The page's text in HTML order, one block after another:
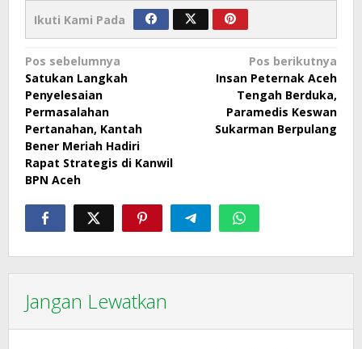
Ikuti Kami Pada
Navigasi
pos
Pos sebelumnya
Satukan Langkah
Penyelesaian
Permasalahan
Pertanahan, Kantah
Bener Meriah Hadiri
Rapat Strategis di Kanwil
BPN Aceh
Pos berikutnya
Insan Peternak Aceh
Tengah Berduka,
Paramedis Keswan
Sukarman Berpulang
Jangan Lewatkan